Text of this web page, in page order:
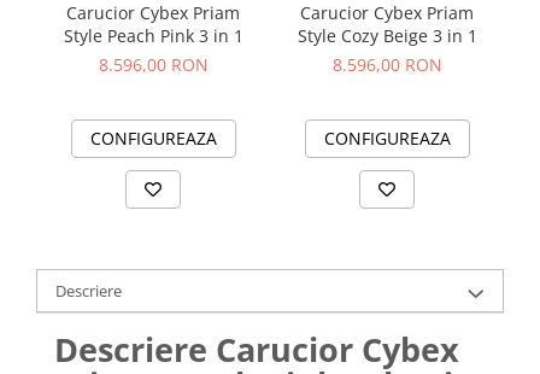
Carucior Cybex Priam
Style Peach Pink 3 in 1
8.596,00 RON
CONFIGUREAZA
Carucior Cybex Priam
Style Cozy Beige 3 in 1
8.596,00 RON
CONFIGUREAZA
Descriere
Descriere Carucior Cybex